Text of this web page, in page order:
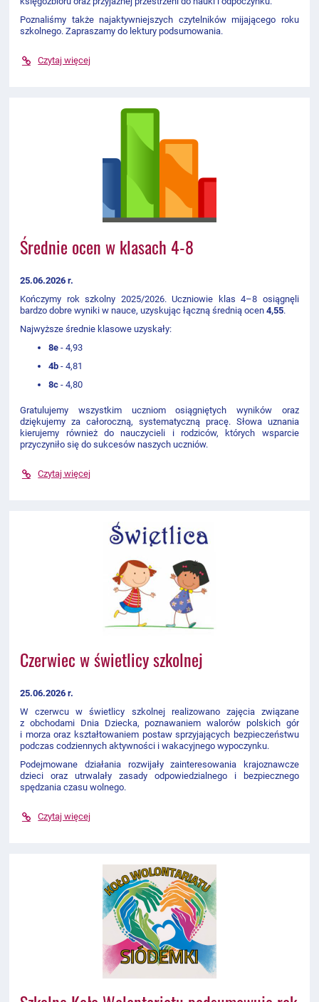
Poznaliśmy także najaktywniejszych czytelników mijającego roku
szkolnego. Zapraszamy do lektury podsumowania.
Czytaj więcej
Średnie ocen w klasach 4-8
25.06.2026 r.
Kończymy rok szkolny 2025/2026. Uczniowie klas 4–8 osiągnęli
bardzo dobre wyniki w nauce, uzyskując łączną średnią ocen4,55.
Najwyższe średnie klasowe uzyskały:
8e - 4,93
4b- 4,81
8c- 4,80
Gratulujemy wszystkim uczniom osiągniętych wyników oraz
dziękujemy za całoroczną, systematyczną pracę. Słowa uznania
kierujemy również do nauczycieli i rodziców, których wsparcie
przyczyniło się do sukcesów naszych uczniów.
Czytaj więcej
Czerwiec w świetlicy szkolnej
25.06.2026 r.
W czerwcu w świetlicy szkolnej realizowano zajęcia związane
z obchodami Dnia Dziecka, poznawaniem walorów polskich gór
i morza oraz kształtowaniem postaw sprzyjających bezpieczeństwu
podczas codziennych aktywności i wakacyjnego wypoczynku.
Podejmowane działania rozwijały zainteresowania krajoznawcze
dzieci oraz utrwalały zasady odpowiedzialnego i bezpiecznego
spędzania czasu wolnego.
Czytaj więcej